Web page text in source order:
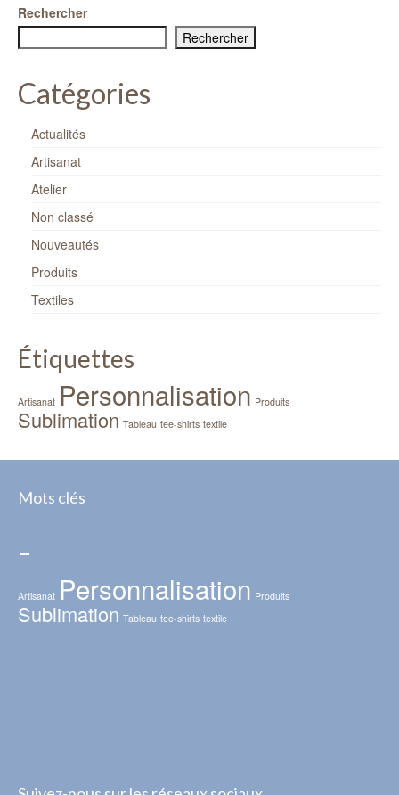
Rechercher
Rechercher
Catégories
Actualités
Artisanat
Atelier
Non classé
Nouveautés
Produits
Textiles
Étiquettes
Artisanat Personnalisation Produits
Sublimation Tableau tee-shirts textile
Mots clés
–
Artisanat Personnalisation Produits
Sublimation Tableau tee-shirts textile